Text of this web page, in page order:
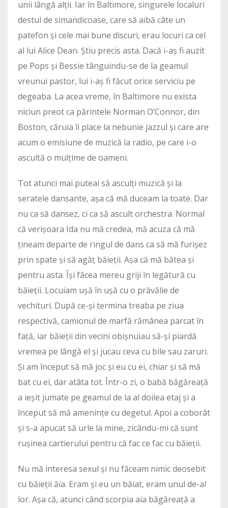
unii lângă alții. Iar în Baltimore, singurele localuri
destul de simandicoase, care să aibă câte un
patefon și cele mai bune discuri, erau locuri ca cel
al lui Alice Dean. Știu precis asta. Dacă i-aș fi auzit
pe Pops și Bessie tânguindu-se de la geamul
vreunui pastor, lui i-aș fi făcut orice serviciu pe
degeaba. La acea vreme, în Baltimore nu exista
niciun preot ca părintele Norman O’Connor, din
Boston, căruia îi place la nebunie jazzul și care are
acum o emisiune de muzică la radio, pe care i-o
ascultă o mulțime de oameni.
Tot atunci mai puteai să asculți muzică și la
seratele dansante, așa că mă duceam la toate. Dar
nu ca să dansez, ci ca să ascult orchestra. Normal
că verișoara Ida nu mă credea, mă acuza că mă
țineam departe de ringul de dans ca să mă furișez
prin spate și să agăț băieții. Așa că mă bătea și
pentru asta. Își făcea mereu griji în legătură cu
băieții. Locuiam ușă în ușă cu o prăvălie de
vechituri. După ce-și termina treaba pe ziua
respectivă, camionul de marfă rămânea parcat în
față, iar băieții din vecini obișnuiau să-și piardă
vremea pe lângă el și jucau ceva cu bile sau zaruri.
Și am început să mă joc și eu cu ei, chiar și să mă
bat cu ei, dar atâta tot. Într-o zi, o babă băgăreață
a ieșit jumate pe geamul de la al doilea etaj și a
început să mă amenințe cu degetul. Apoi a coborât
și s-a apucat să urle la mine, zicându-mi că sunt
rușinea cartierului pentru că fac ce fac cu băieții.
Nu mă interesa sexul și nu făceam nimic deosebit
cu băieții ăia. Eram și eu un băiat, eram unul de-al
lor. Așa că, atunci când scorpia aia băgăreață a